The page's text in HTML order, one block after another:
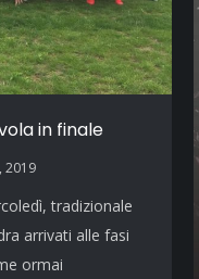
in finale
2019
tradizionale
arrivati alle fasi
ormai